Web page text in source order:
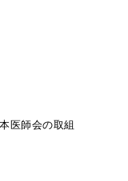
医師会の取組